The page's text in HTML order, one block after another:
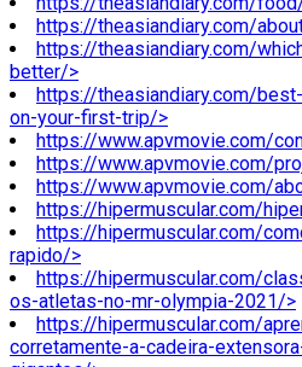
https://theasiandiary.com/
https://theasiandiary.com/
better/>
https://theasiandiary.com/
on-your-first-trip/>
https://www.apvmovie.com/
https://www.apvmovie.com/
https://www.apvmovie.com/
https://hipermuscular.com/
https://hipermuscular.com/
rapido/>
https://hipermuscular.com/
os-atletas-no-mr-olympia-2021/>
https://hipermuscular.com/
corretamente-a-cadeira-